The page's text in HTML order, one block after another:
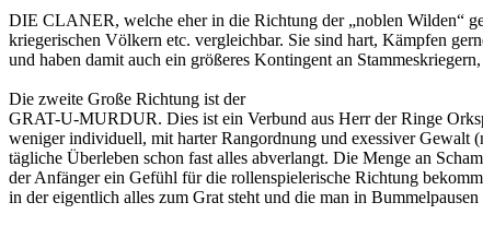
DIE CLANER, welche eher in die Richtung der „noblen Wilden“
kriegerischen Völkern etc. vergleichbar. Sie sind hart, Kämpfen
und haben damit auch ein größeres Kontingent an
Die zweite Große Richtung ist der
GRAT-U-MURDUR. Dies ist ein Verbund aus Herr der Ringe
weniger individuell, mit harter Rangordnung und exessiver Gewalt
tägliche Überleben schon fast alles abverlangt. Die Menge an
der Anfänger ein Gefühl für die rollenspielerische Richtung
in der eigentlich alles zum Grat steht und die man in